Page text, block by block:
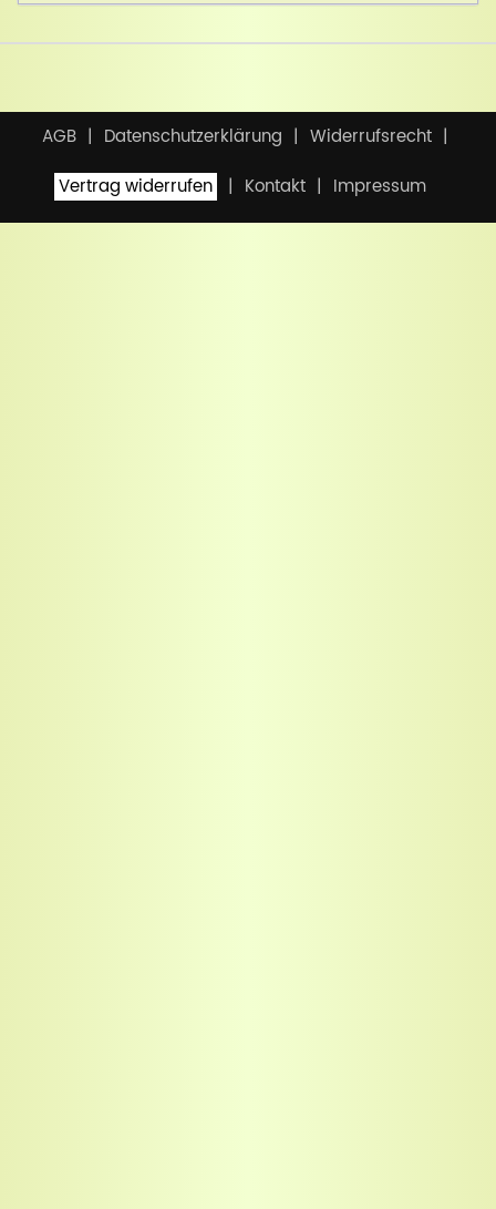
AGB Datenschutzerklärung
Widerrufsrecht
Vertrag widerrufen
Kontakt Impressum